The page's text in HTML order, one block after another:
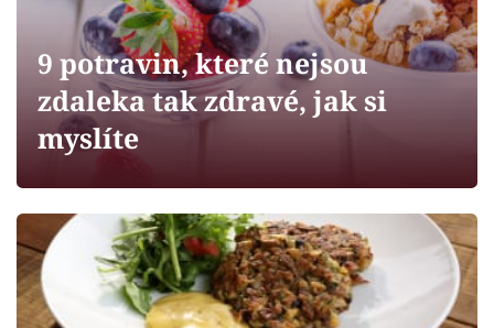
Sledujte prima+
Filmový festival Karlovy Vary
Mámy sobě
Přihlášení
9 potravin, které nejsou
zdaleka tak zdravé, jak si
myslíte